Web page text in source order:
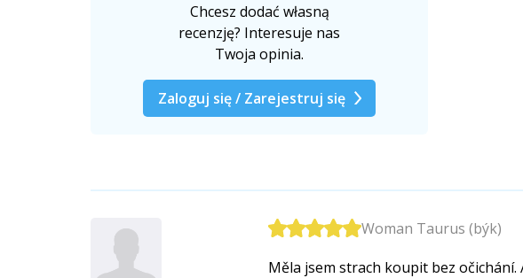
Chcesz dodać własną
recenzję? Interesuje nas
Twoja opinia.
Zaloguj się / Zarejestruj się
Woman Taurus (býk)
Měla jsem strach koupit bez